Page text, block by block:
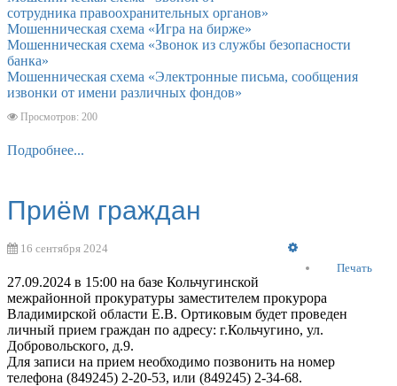
сотрудника правоохранительных органов»
Мошенническая схема «Игра на бирже»
Мошенническая схема «Звонок из службы безопасности
банка»
Мошенническая схема «Электронные письма, сообщения
извонки от имени различных фондов»
Просмотров: 200
Подробнее...
Приём граждан
Печать
16 сентября 2024
27.09.2024 в 15:00 на базе Кольчугинской
межрайонной прокуратуры заместителем прокурора
Владимирской области Е.В. Ортиковым будет проведен
личный прием граждан по адресу: г.Кольчугино, ул.
Добровольского, д.9.
Для записи на прием необходимо позвонить на номер
телефона (849245) 2-20-53, или (849245) 2-34-68.